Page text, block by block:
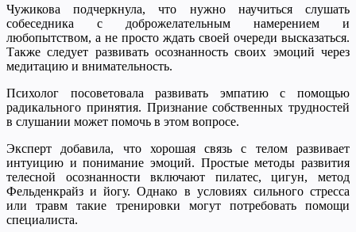
Чужикова подчеркнула, что нужно научиться слушать
собеседника с доброжелательным намерением и
любопытством, а не просто ждать своей очереди высказаться.
Также следует развивать осознанность своих эмоций через
медитацию и внимательность.
Психолог посоветовала развивать эмпатию с помощью
радикального принятия. Признание собственных трудностей
в слушании может помочь в этом вопросе.
Эксперт добавила, что хорошая связь с телом развивает
интуицию и понимание эмоций. Простые методы развития
телесной осознанности включают пилатес, цигун, метод
Фельденкрайз и йогу. Однако в условиях сильного стресса
или травм такие тренировки могут потребовать помощи
специалиста.